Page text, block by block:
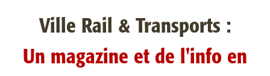
Ville Rail & Transports :
Un magazine et de l'info en